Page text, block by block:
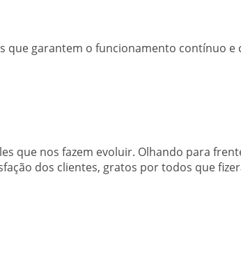
que garantem o funcionamento contínuo e
que nos fazem evoluir. Olhando para
dos clientes, gratos por todos que